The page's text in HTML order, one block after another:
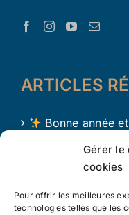
Gérer le
cookies
Pour offrir les meilleures
technologies telles que les
ARTICLES
Bonne année
avec Le Trésor
Le Trésor d Aaron
L’apprentissage